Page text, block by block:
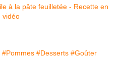
#Pommes #Desserts #Goûter